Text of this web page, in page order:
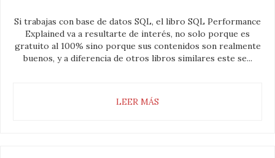
Si trabajas con base de datos SQL, el libro SQL Performance
Explained va a resultarte de interés, no solo porque es
gratuito al 100% sino porque sus contenidos son realmente
buenos, y a diferencia de otros libros similares este se...
LEER MÁS